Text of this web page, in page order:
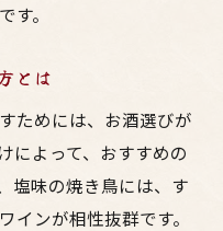
す。
とは
ためには、お酒選びが
によって、おすすめの
塩味の焼き鳥には、す
インが相性抜群です。